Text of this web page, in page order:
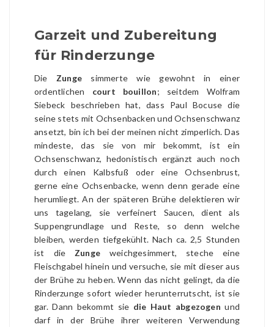
Garzeit und Zubereitung
für Rinderzunge
Die Zunge simmerte wie gewohnt in einer
ordentlichen court bouillon; seitdem Wolfram
Siebeck beschrieben hat, dass Paul Bocuse die
seine stets mit Ochsenbacken und Ochsenschwanz
ansetzt, bin ich bei der meinen nicht zimperlich. Das
mindeste, das sie von mir bekommt, ist ein
Ochsenschwanz, hedonistisch ergänzt auch noch
durch einen Kalbsfuß oder eine Ochsenbrust,
gerne eine Ochsenbacke, wenn denn gerade eine
herumliegt. An der späteren Brühe delektieren wir
uns tagelang, sie verfeinert Saucen, dient als
Suppengrundlage und Reste, so denn welche
bleiben, werden tiefgekühlt. Nach ca. 2,5 Stunden
ist die Zunge weichgesimmert, steche eine
Fleischgabel hinein und versuche, sie mit dieser aus
der Brühe zu heben. Wenn das nicht gelingt, da die
Rinderzunge sofort wieder herunterrutscht, ist sie
gar. Dann bekommt sie die Haut abgezogen und
darf in der Brühe ihrer weiteren Verwendung